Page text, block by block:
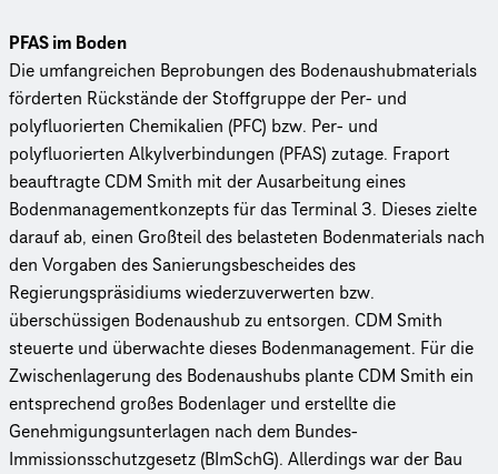
PFAS im Boden
Die umfangreichen Beprobungen des Bodenaushubmaterials
förderten Rückstände der Stoffgruppe der Per- und
polyfluorierten Chemikalien (PFC) bzw. Per- und
polyfluorierten Alkylverbindungen (PFAS) zutage. Fraport
beauftragte CDM Smith mit der Ausarbeitung eines
Bodenmanagementkonzepts für das Terminal 3. Dieses zielte
darauf ab, einen Großteil des belasteten Bodenmaterials nach
den Vorgaben des Sanierungsbescheides des
Regierungspräsidiums wiederzuverwerten bzw.
überschüssigen Bodenaushub zu entsorgen. CDM Smith
steuerte und überwachte dieses Bodenmanagement. Für die
Zwischenlagerung des Bodenaushubs plante CDM Smith ein
entsprechend großes Bodenlager und erstellte die
Genehmigungsunterlagen nach dem Bundes-
Immissionsschutzgesetz (BImSchG). Allerdings war der Bau